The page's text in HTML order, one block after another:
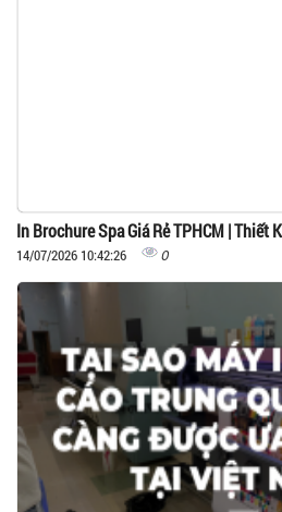
In Brochure Spa Giá Rẻ TPHCM | Thiết
14/07/2026 10:42:26 0